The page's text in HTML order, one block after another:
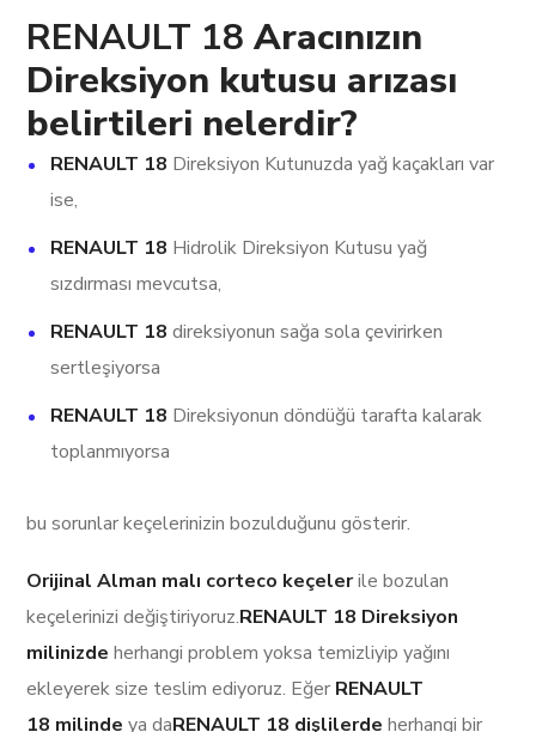
RENAULT 18Aracınızın
Direksiyon kutusu arızası
belirtileri nelerdir?
RENAULT 18 Direksiyon Kutunuzda yağ kaçakları var
ise,
RENAULT 18 Hidrolik Direksiyon Kutusu yağ
sızdırması mevcutsa,
RENAULT 18 direksiyonun sağa sola çevirirken
sertleşiyorsa
RENAULT 18 Direksiyonun döndüğü tarafta kalarak
toplanmıyorsa
bu sorunlar keçelerinizin bozulduğunu gösterir.
Orijinal Alman malı corteco keçelerile bozulan
keçelerinizi değiştiriyoruz.RENAULT 18 Direksiyon
milinizde herhangi problem yoksa temizliyip yağını
ekleyerek size teslim ediyoruz. Eğer RENAULT
18 milinde ya daRENAULT 18 dişlilerde herhangi bir